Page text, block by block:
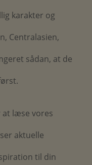
karakter og
Centralasien,
sådan, at de
at læse vores
aktuelle
til din